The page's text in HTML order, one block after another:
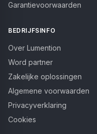
Garantievoorwaarden
BEDRIJFSINFO
Over Lumention
Word partner
Zakelijke oplossingen
Algemene voorwaarden
Privacyverklaring
Cookies